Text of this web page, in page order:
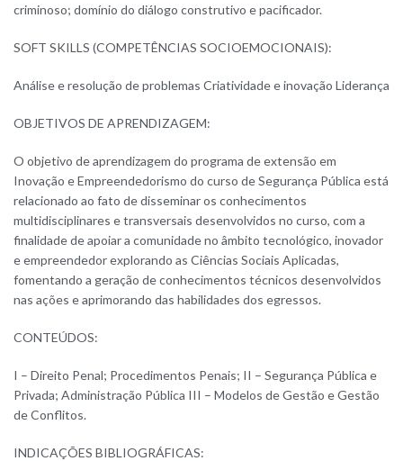
criminoso; domínio do diálogo construtivo e pacificador.
SOFT SKILLS (COMPETÊNCIAS SOCIOEMOCIONAIS):
Análise e resolução de problemas Criatividade e inovação Liderança
OBJETIVOS DE APRENDIZAGEM:
O objetivo de aprendizagem do programa de extensão em
Inovação e Empreendedorismo do curso de Segurança Pública está
relacionado ao fato de disseminar os conhecimentos
multidisciplinares e transversais desenvolvidos no curso, com a
finalidade de apoiar a comunidade no âmbito tecnológico, inovador
e empreendedor explorando as Ciências Sociais Aplicadas,
fomentando a geração de conhecimentos técnicos desenvolvidos
nas ações e aprimorando das habilidades dos egressos.
CONTEÚDOS:
I – Direito Penal; Procedimentos Penais; II – Segurança Pública e
Privada; Administração Pública III – Modelos de Gestão e Gestão
de Conflitos.
INDICAÇÕES BIBLIOGRÁFICAS: